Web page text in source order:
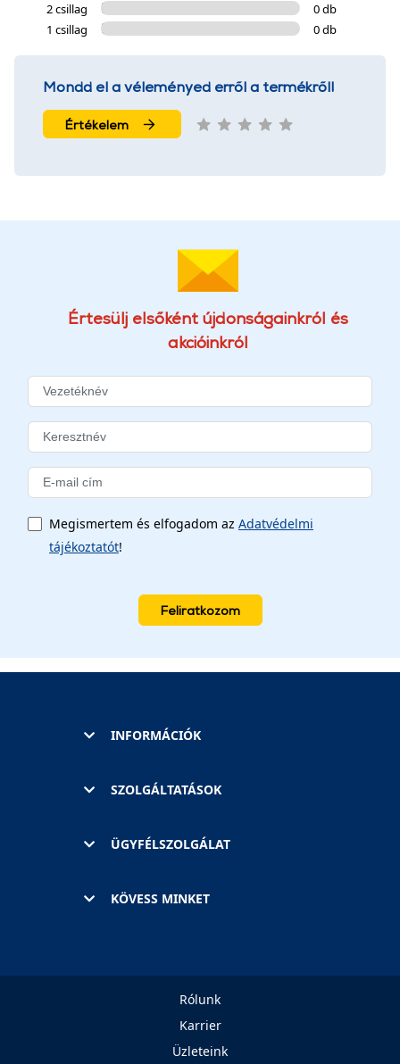
2 csillag
0 db
1 csillag
0 db
Mondd el a véleményed erről a termékről!
Értékelem
Értesülj elsőként újdonságainkról és
akcióinkról
Megismertem és elfogadom az Adatvédelmi
tájékoztatót!
Feliratkozom
INFORMÁCIÓK
SZOLGÁLTATÁSOK
ÜGYFÉLSZOLGÁLAT
KÖVESS MINKET
Rólunk
Karrier
Üzleteink